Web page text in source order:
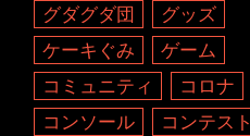
グダグダ団
グッズ
ケーキぐみ
ゲーム
コミュニティ
コロナ
コンソール
コンテスト